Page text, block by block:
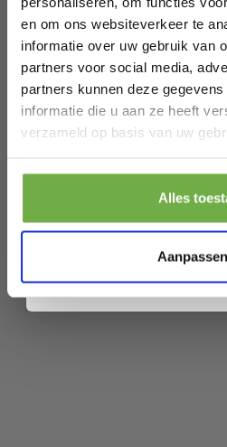
en om ons websiteverkeer te
informatie over uw gebruik van
partners voor social media,
partners kunnen deze
informatie die u aan ze heeft
verzameld op basis van uw
Alles
Aanpassen
Artikelnummer
EAN
SKU
86 cm – Veelkleurig
Laat ons weten
Pak € 5,-
. Je kunt je op elk